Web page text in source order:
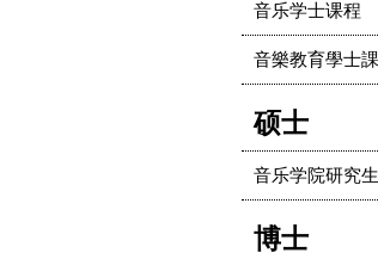
音乐学士课程
音樂教育學士
硕士
音乐学院研究
博士